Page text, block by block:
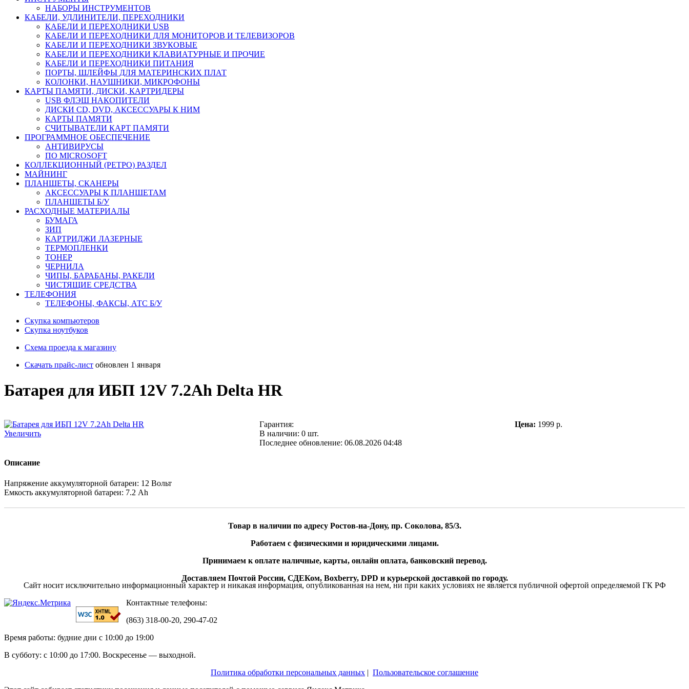
НАБОРЫ ИНСТРУМЕНТОВ
КАБЕЛИ, УДЛИНИТЕЛИ, ПЕРЕХОДНИКИ
КАБЕЛИ И ПЕРЕХОДНИКИ USB
КАБЕЛИ И ПЕРЕХОДНИКИ ДЛЯ МОНИТОРОВ И ТЕЛЕВИЗОРОВ
КАБЕЛИ И ПЕРЕХОДНИКИ ЗВУКОВЫЕ
КАБЕЛИ И ПЕРЕХОДНИКИ КЛАВИАТУРНЫЕ И ПРОЧИЕ
КАБЕЛИ И ПЕРЕХОДНИКИ ПИТАНИЯ
ПОРТЫ, ШЛЕЙФЫ ДЛЯ МАТЕРИНСКИХ ПЛАТ
КОЛОНКИ, НАУШНИКИ, МИКРОФОНЫ
КАРТЫ ПАМЯТИ, ДИСКИ, КАРТРИДЕРЫ
USB ФЛЭШ НАКОПИТЕЛИ
ДИСКИ CD, DVD, АКСЕССУАРЫ К НИМ
КАРТЫ ПАМЯТИ
СЧИТЫВАТЕЛИ КАРТ ПАМЯТИ
ПРОГРАММНОЕ ОБЕСПЕЧЕНИЕ
АНТИВИРУСЫ
ПО MICROSOFT
КОЛЛЕКЦИОННЫЙ (РЕТРО) РАЗДЕЛ
МАЙНИНГ
ПЛАНШЕТЫ, СКАНЕРЫ
АКСЕССУАРЫ К ПЛАНШЕТАМ
ПЛАНШЕТЫ Б/У
РАСХОДНЫЕ МАТЕРИАЛЫ
БУМАГА
ЗИП
КАРТРИДЖИ ЛАЗЕРНЫЕ
ТЕРМОПЛЕНКИ
ТОНЕР
ЧЕРНИЛА
ЧИПЫ, БАРАБАНЫ, РАКЕЛИ
ЧИСТЯЩИЕ СРЕДСТВА
ТЕЛЕФОНИЯ
ТЕЛЕФОНЫ, ФАКСЫ, АТС Б/У
Скупка компьютеров
Cкупка ноутбуков
Схема проезда к магазину
Скачать прайс-лист обновлен 1 января
Батарея для ИБП 12V 7.2Ah Delta HR
Увеличить
Гарантия:
В наличии: 0 шт.
Последнее обновление: 06.08.2026 04:48
Цена: 1999 р.
Описание
Напряжение аккумуляторной батареи: 12 Вольт
Емкость аккумуляторной батареи: 7.2 Ah
Товар в наличии по адресу Ростов-на-Дону, пр. Соколова, 85/3.
Работаем с физическими и юридическими лицами.
Принимаем к оплате наличные, карты, онлайн оплата, банковский перевод.
Доставляем Почтой России, СДЕКом, Boxberry, DPD и курьерской доставкой по городу.
Сайт носит исключительно информационный характер и никакая информация, опубликованная на нем, ни при каких условиях не является публичной офертой определяемой ГК РФ
Контактные телефоны:
(863) 318-00-20, 290-47-02
Время работы: будние дни с 10:00 до 19:00
В субботу: с 10:00 до 17:00. Воскресенье — выходной.
Политика обработки персональных данных | Пользовательское соглашение